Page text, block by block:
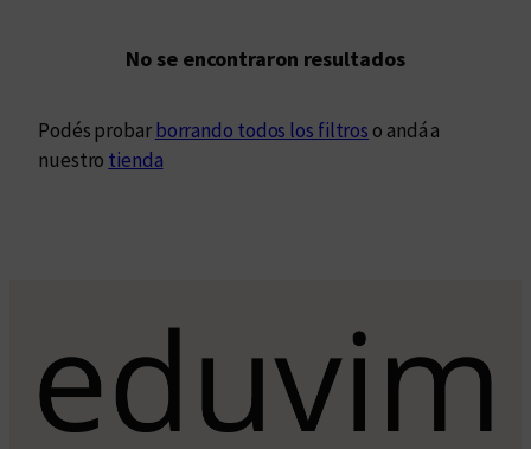
No se encontraron resultados
Podés probarborrando todos los filtros o andá a
nuestro tienda